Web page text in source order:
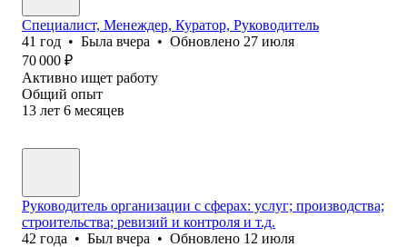
Специалист, Менеждер, Куратор, Руководитель
41 год • Была вчера • Обновлено 27 июля
70 000 ₽
Активно ищет работу
Общий опыт
13 лет 6 месяцев
Руководитель организации с сферах: услуг; производства;
строительства; ревизий и контроля и т.д.
42 года • Был вчера • Обновлено 12 июля